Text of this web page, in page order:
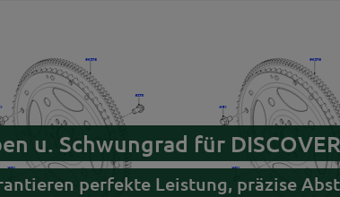
u. Schwungrad für
perfekte Leistung, präzise